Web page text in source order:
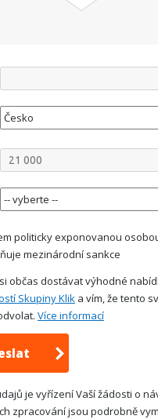
mezinárodní sankce
občas dostávat výhodné
Skupiny Klik a vím, že tento
Více informací
je vyřízení Vaší žádosti o
zpracování jsou podrobně